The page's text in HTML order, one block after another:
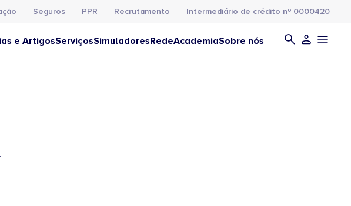
Seguros PPR Recrutamento Intermediário de crédito nº 0000420
e ArtigosServiçosSimuladoresRedeAcademiaSobre nós